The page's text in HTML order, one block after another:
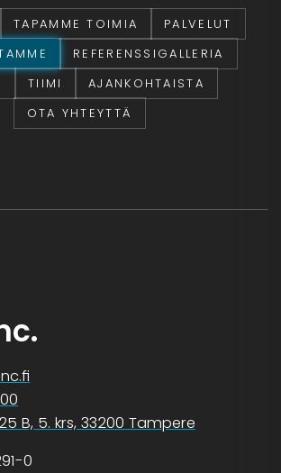
TAPAMME TOIMIA
PALVELUT
REFERENSSIGALLERIA
TIIMI
AJANKOHTAISTA
OTA YHTEYTTÄ
B, 5. krs, 33200 Tampere
0